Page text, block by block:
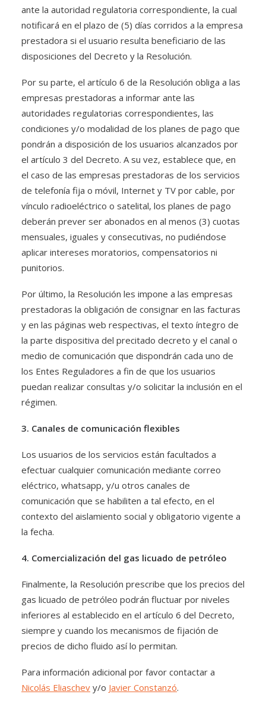
ante la autoridad regulatoria correspondiente, la cual
notificará en el plazo de (5) días corridos a la empresa
prestadora si el usuario resulta beneficiario de las
disposiciones del Decreto y la Resolución.
Por su parte, el artículo 6 de la Resolución obliga a las
empresas prestadoras a informar ante las
autoridades regulatorias correspondientes, las
condiciones y/o modalidad de los planes de pago que
pondrán a disposición de los usuarios alcanzados por
el artículo 3 del Decreto. A su vez, establece que, en
el caso de las empresas prestadoras de los servicios
de telefonía fija o móvil, Internet y TV por cable, por
vínculo radioeléctrico o satelital, los planes de pago
deberán prever ser abonados en al menos (3) cuotas
mensuales, iguales y consecutivas, no pudiéndose
aplicar intereses moratorios, compensatorios ni
punitorios.
Por último, la Resolución les impone a las empresas
prestadoras la obligación de consignar en las facturas
y en las páginas web respectivas, el texto íntegro de
la parte dispositiva del precitado decreto y el canal o
medio de comunicación que dispondrán cada uno de
los Entes Reguladores a fin de que los usuarios
puedan realizar consultas y/o solicitar la inclusión en el
régimen.
3. Canales de comunicación flexibles
Los usuarios de los servicios están facultados a
efectuar cualquier comunicación mediante correo
eléctrico, whatsapp, y/u otros canales de
comunicación que se habiliten a tal efecto, en el
contexto del aislamiento social y obligatorio vigente a
la fecha.
4. Comercialización del gas licuado de petróleo
Finalmente, la Resolución prescribe que los precios del
gas licuado de petróleo podrán fluctuar por niveles
inferiores al establecido en el artículo 6 del Decreto,
siempre y cuando los mecanismos de fijación de
precios de dicho fluido así lo permitan.
Para información adicional por favor contactar a
Nicolás Eliaschev y/o Javier Constanzó.